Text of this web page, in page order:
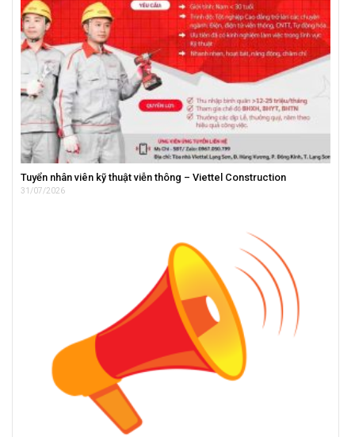
Tuyển nhân viên kỹ thuật viễn thông – Viettel Construction
31/07/2026